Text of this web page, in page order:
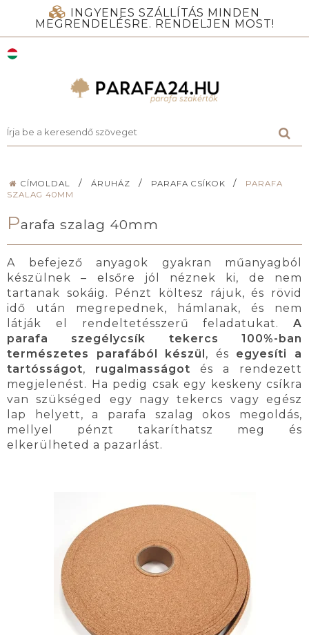
INGYENES SZÁLLÍTÁS MINDEN
MEGRENDELÉSRE. RENDELJEN MOST!
CÍMOLDAL / ÁRUHÁZ / PARAFA CSÍKOK /
PARAFA
SZALAG 40MM
Parafa szalag 40mm
A befejező anyagok gyakran műanyagból
készülnek – elsőre jól néznek ki, de nem
tartanak sokáig. Pénzt költesz rájuk, és rövid
idő után megrepednek, hámlanak, és nem
látják el rendeltetésszerű feladatukat. A
parafa szegélycsík tekercs 100%-ban
természetes parafából készül , és egyesíti a
tartósságot, rugalmasságot és a rendezett
megjelenést. Ha pedig csak egy keskeny csíkra
van szükséged egy nagy tekercs vagy egész
lap helyett, a parafa szalag okos megoldás,
mellyel pénzt takaríthatsz meg és
elkerülheted a pazarlást.